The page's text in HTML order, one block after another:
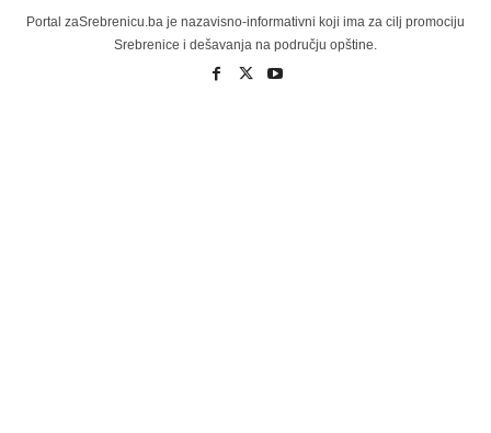
Portal zaSrebrenicu.ba je nazavisno-informativni koji ima za cilj promociju
Srebrenice i dešavanja na području opštine.